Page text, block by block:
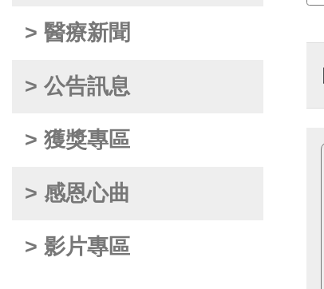
> 醫療新聞
> 公告訊息
> 獲獎專區
> 感恩心曲
> 影片專區